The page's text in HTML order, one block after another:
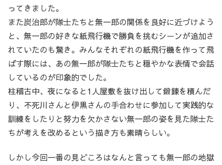
ってきました。
また炭治郎が隊士たちと無一郎の関係を良好に近づけよう
と、無一郎の好きな紙飛行機で勝負を挑むシーンが追加さ
れていたのも驚き。みんなそれぞれの紙飛行機を作って飛
ばす際には、あの無一郎が隊士たちと穏やかな表情で会話
しているのが印象的でした。
柱稽古中、夜になると1人屋敷を抜け出して鍛錬を積んだ
り、不死川さんと伊黒さんの手合わせに参加して実践的な
訓練をしたりと努力を欠かさない無一郎の姿を見た隊士た
ちが考えを改めるという描き方も素晴らしい。
しかし今回一番の見どころはなんと言っても無一郎の地獄